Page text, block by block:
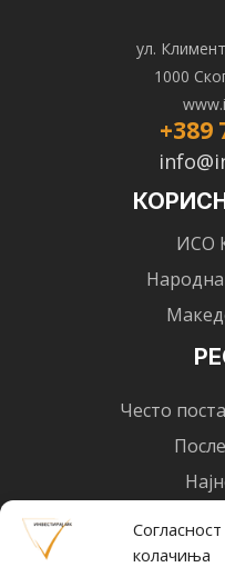
колачиња
ул.
1000
+389
ИСО
Често
Почни со